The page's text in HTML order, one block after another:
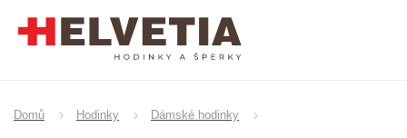
Domů Hodinky Dámské hodinky